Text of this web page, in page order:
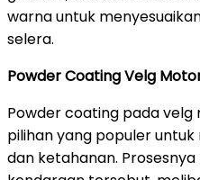
warna untuk
selera.
Powder Coating Velg
Powder coating pada
pilihan yang populer
dan ketahanan.